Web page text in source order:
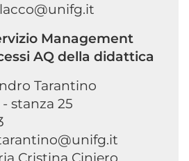
Management
AQ della didattica
Tarantino
stanza 25